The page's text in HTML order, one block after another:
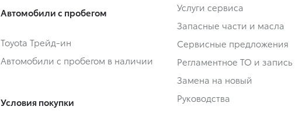
Автомобили с пробегом
Toyota Трейд-ин
Автомобили с пробегом в наличии
Условия покупки
Услуги сервиса
Запасные части и масла
Сервисные предложения
Регламентное ТО и запись
Замена на новый
Руководства